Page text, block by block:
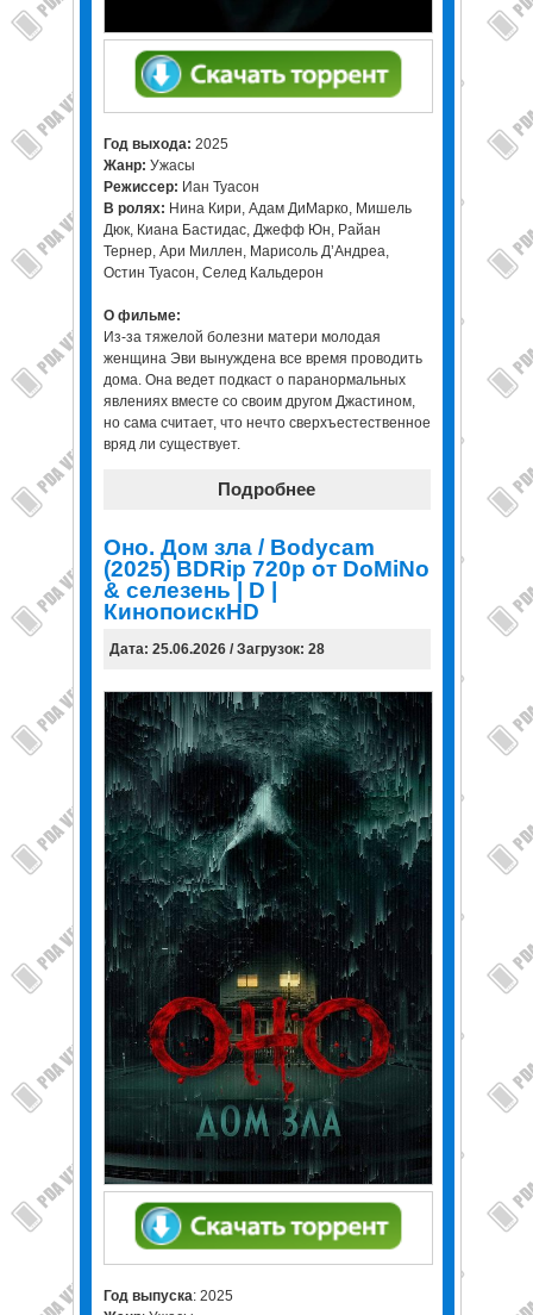
Год выхода: 2025
Жанр: Ужасы
Режиссер: Иан Туасон
В ролях: Нина Кири, Адам ДиМарко, Мишель
Дюк, Киана Бастидас, Джефф Юн, Райан
Тернер, Ари Миллен, Марисоль Д’Андреа,
Остин Туасон, Селед Кальдерон
О фильме:
Из-за тяжелой болезни матери молодая
женщина Эви вынуждена все время проводить
дома. Она ведет подкаст о паранормальных
явлениях вместе со своим другом Джастином,
но сама считает, что нечто сверхъестественное
вряд ли существует.
Подробнее
Оно. Дом зла / Bodycam
(2025) BDRip 720p от DoMiNo
& селезень | D |
КинопоискHD
Дата: 25.06.2026 / Загрузок: 28
Год выпуска: 2025